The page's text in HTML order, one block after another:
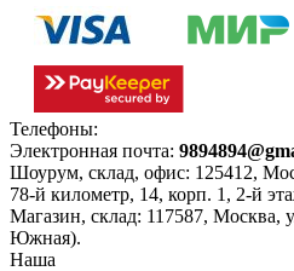
Телефоны:
Электронная почта:
Шоурум, склад, офис: 125412,
78-й километр, 14, корп. 1, 2-й
Магазин, склад: 117587, Москва,
Южная).
Наша